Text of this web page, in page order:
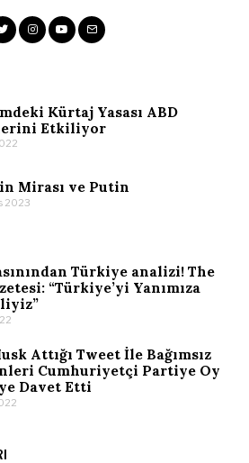
Kürtaj Yasası ABD
Etkiliyor
Mirası ve Putin
2023
Türkiye analizi! The
“Türkiye’yi Yanımıza
Attığı Tweet İle Bağımsız
Cumhuriyetçi Partiye Oy
Davet Etti